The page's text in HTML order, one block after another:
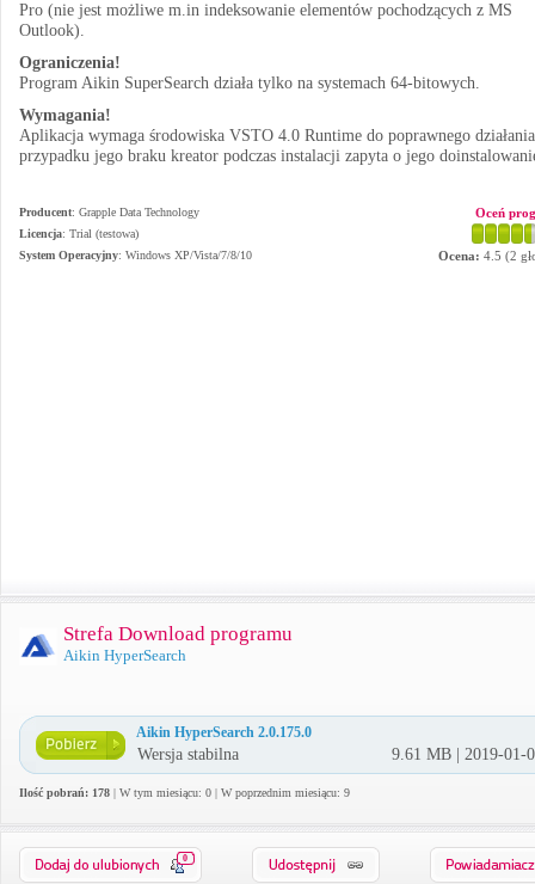
Pro (nie jest możliwe m.in indeksowanie elementów pochodzących z MS
Outlook).
Ograniczenia!
Program Aikin SuperSearch działa tylko na systemach 64-bitowych.
Wymagania!
Aplikacja wymaga środowiska VSTO 4.0 Runtime do poprawnego
przypadku jego braku kreator podczas instalacji zapyta o jego
Producent: Grapple Data Technology
Licencja: Trial (testowa)
System Operacyjny: Windows XP/Vista/7/8/10
Oceń
Ocena: 4.5 (2
Strefa Download programu
Aikin HyperSearch
Aikin HyperSearch 2.0.175.0
Wersja stabilna 9.61 MB | 2019-01-
Ilość pobrań: 178 | W tym miesiącu: 0 | W poprzednim miesiącu: 9
0